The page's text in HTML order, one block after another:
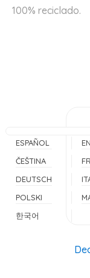
100% reciclado.
ESPAÑOL
ČEŠTINA
DEUTSCH
POLSKI
한국어